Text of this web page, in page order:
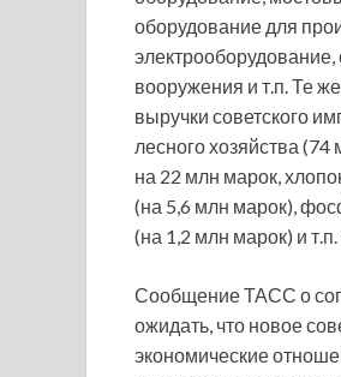
оборудование для
вооружения и т.п. Те
выручки советского
лесного хозяйства
на 22 млн марок,
(на 5,6 млн марок),
(на 1,2 млн марок) и
Сообщение ТАСС о
ожидать, что новое
экономические